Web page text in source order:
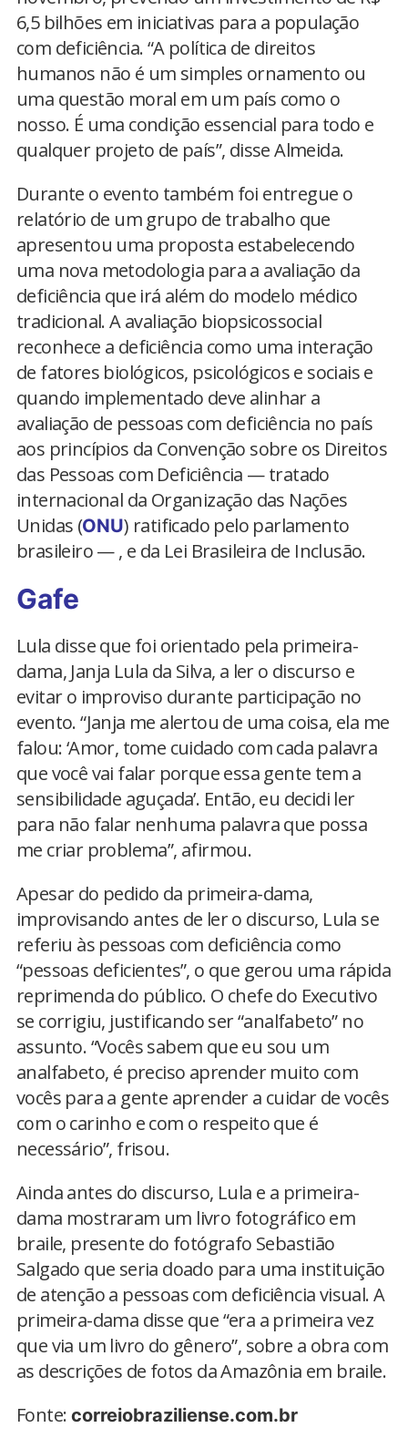
6,5 bilhões em iniciativas para a população
com deficiência. “A política de direitos
humanos não é um simples ornamento ou
uma questão moral em um país como o
nosso. É uma condição essencial para todo e
qualquer projeto de país”, disse Almeida.
Durante o evento também foi entregue o
relatório de um grupo de trabalho que
apresentou uma proposta estabelecendo
uma nova metodologia para a avaliação da
deficiência que irá além do modelo médico
tradicional. A avaliação biopsicossocial
reconhece a deficiência como uma interação
de fatores biológicos, psicológicos e sociais e
quando implementado deve alinhar a
avaliação de pessoas com deficiência no país
aos princípios da Convenção sobre os Direitos
das Pessoas com Deficiência — tratado
internacional da Organização das Nações
Unidas (ONU) ratificado pelo parlamento
brasileiro — , e da Lei Brasileira de Inclusão.
Gafe
Lula disse que foi orientado pela primeira-
dama, Janja Lula da Silva, a ler o discurso e
evitar o improviso durante participação no
evento. “Janja me alertou de uma coisa, ela me
falou: ‘Amor, tome cuidado com cada palavra
que você vai falar porque essa gente tem a
sensibilidade aguçada’. Então, eu decidi ler
para não falar nenhuma palavra que possa
me criar problema”, afirmou.
Apesar do pedido da primeira-dama,
improvisando antes de ler o discurso, Lula se
referiu às pessoas com deficiência como
“pessoas deficientes”, o que gerou uma rápida
reprimenda do público. O chefe do Executivo
se corrigiu, justificando ser “analfabeto” no
assunto. “Vocês sabem que eu sou um
analfabeto, é preciso aprender muito com
vocês para a gente aprender a cuidar de vocês
com o carinho e com o respeito que é
necessário”, frisou.
Ainda antes do discurso, Lula e a primeira-
dama mostraram um livro fotográfico em
braile, presente do fotógrafo Sebastião
Salgado que seria doado para uma instituição
de atenção a pessoas com deficiência visual. A
primeira-dama disse que “era a primeira vez
que via um livro do gênero”, sobre a obra com
as descrições de fotos da Amazônia em braile.
Fonte: correiobraziliense.com.br